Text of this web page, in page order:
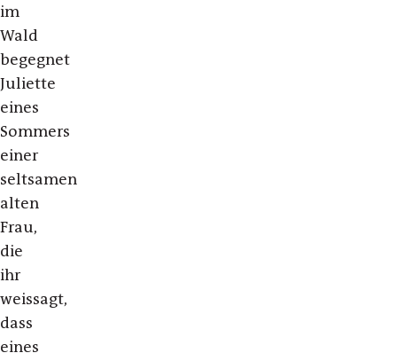
im
Wald
begegnet
Juliette
eines
Sommers
einer
seltsamen
alten
Frau,
die
ihr
weissagt,
dass
eines